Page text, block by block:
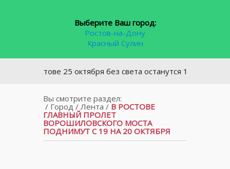
Выберите Ваш город:
Ростов-на-Дону
Красный Сулин
В Ростове 25 октября без света останутся 17 улиц
Вы смотрите раздел:
/ Город/ Лента / В РОСТОВЕ
ГЛАВНЫЙ ПРОЛЕТ
ВОРОШИЛОВСКОГО МОСТА
ПОДНИМУТ С 19 НА 20 ОКТЯБРЯ